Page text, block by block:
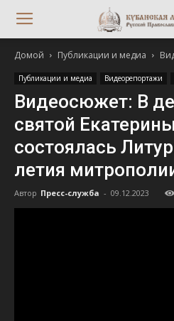
Домой Публикации и медиа
Публикации и медиа Видеорепортажи
Видеосюжет: В
святой
состоялась
летия
Автор Пресс-служба - 09.12.2023